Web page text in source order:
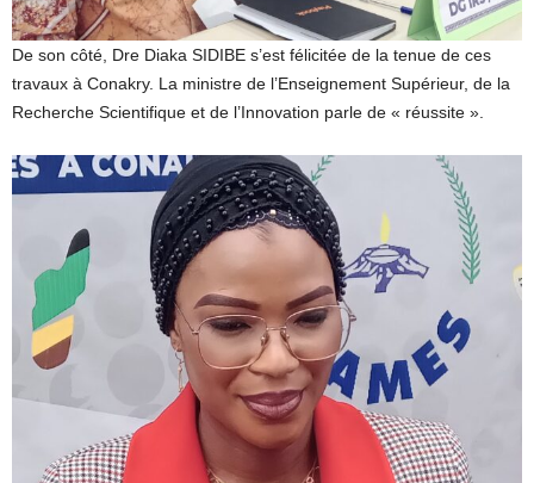
De son côté, Dre Diaka SIDIBE s’est félicitée de la tenue de ces
travaux à Conakry. La ministre de l’Enseignement Supérieur, de la
Recherche Scientifique et de l’Innovation parle de « réussite ».